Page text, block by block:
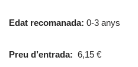
Edat recomanada: 0-3 anys
Preu d’entrada: 6,15 €